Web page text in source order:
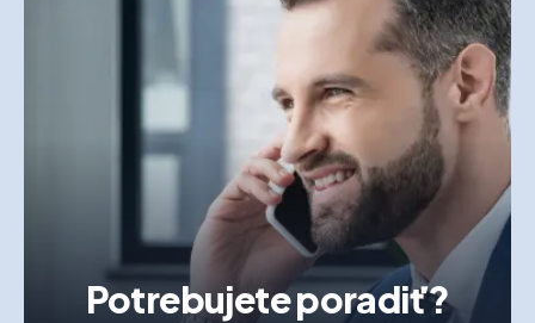
Potrebujete poradiť?